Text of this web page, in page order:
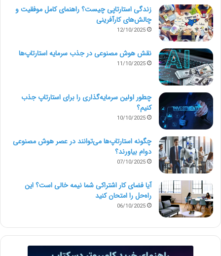
زندگی استارتاپی چیست؟ راهنمای کامل موفقیت و
چالش‌های کارآفرینی
12/10/2025
نقش هوش مصنوعی در جذب سرمایه استارتاپ‌ها
11/10/2025
چطور اولین سرمایه‌گذاری را برای استارتاپ جذب
کنیم؟
10/10/2025
چگونه استارتاپ‌ها می‌توانند در عصر هوش مصنوعی
دوام بیاورند؟
07/10/2025
آیا فضای کار اشتراکی شما نیمه‌ خالی است؟ این
راه‌حل را امتحان کنید
06/10/2025